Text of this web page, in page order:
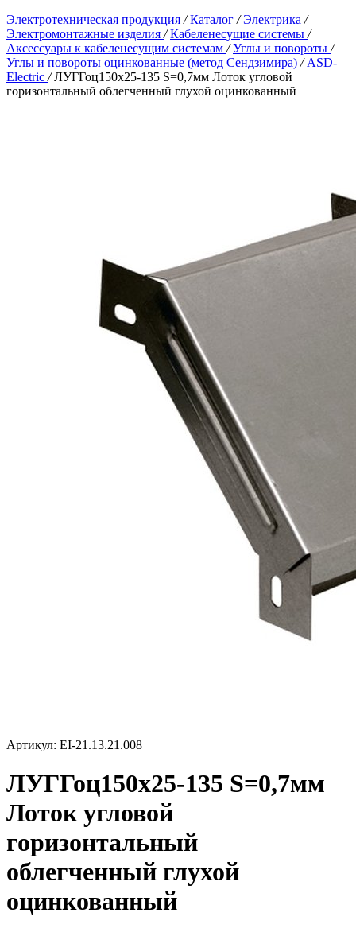
Электротехническая продукция / Каталог / Электрика /
Электромонтажные изделия / Кабеленесущие системы /
Аксессуары к кабеленесущим системам / Углы и повороты /
Углы и повороты оцинкованные (метод Сендзимира) / ASD-
Electric / ЛУГГоц150х25-135 S=0,7мм Лоток угловой
горизонтальный облегченный глухой оцинкованный
Артикул: EI-21.13.21.008
ЛУГГоц150х25-135 S=0,7мм
Лоток угловой
горизонтальный
облегченный глухой
оцинкованный